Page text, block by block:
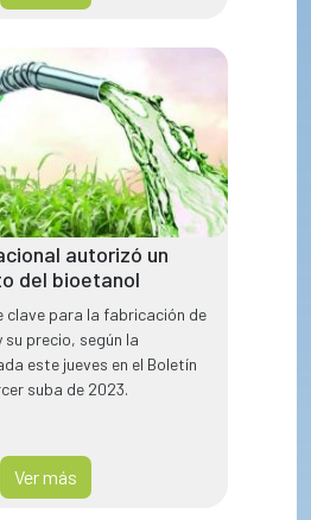
autorizó un
del bioetanol
clave para la fabricación de
precio, según la
este jueves en el Boletín
suba de 2023.
Ver más